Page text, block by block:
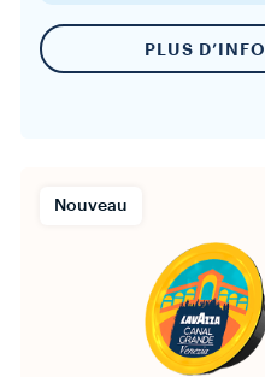
PLUS D’INFO
Nouveau